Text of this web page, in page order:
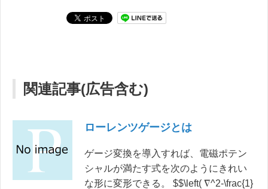
関連記事(広告含む)
ローレンツゲージとは
ゲージ変換を導入すれば、電磁ポテン
シャルが満たす式を次のようにきれい
な形に変形できる。 $$\left( ∇^2-\frac{1}